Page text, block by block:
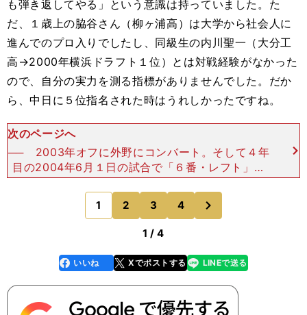
も弾き返してやる」という意識は持っていました。た
だ、１歳上の脇谷さん（柳ヶ浦高）は大学から社会人に
進んでのプロ入りでしたし、同級生の内川聖一（大分工
高→2000年横浜ドラフト１位）とは対戦経験がなかった
ので、自分の実力を測る指標がありませんでした。だか
ら、中日に５位指名された時はうれしかったですね。
次のページへ
── 2003年オフに外野にコンバート。そして４年
目の2004年6月１日の試合で「６番・レフト」で
初スタメン。この年は50試合に起用され、日本シ
リーズにも出場しました。プロでやっていく自信み
たいなもの
1 2 3 4
のページへ
1 / 4
faceboo
k
いいね Xでポストする
line LINEで送る